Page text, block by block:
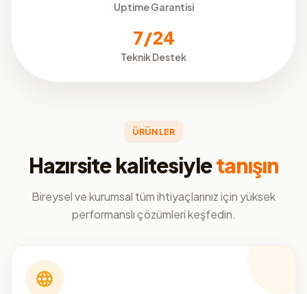
Uptime Garantisi
7/24
Teknik Destek
ÜRÜNLER
Hazırsite kalitesiyletanışın
Bireysel ve kurumsal tüm ihtiyaçlarınız için yüksek
performanslı çözümleri keşfedin.